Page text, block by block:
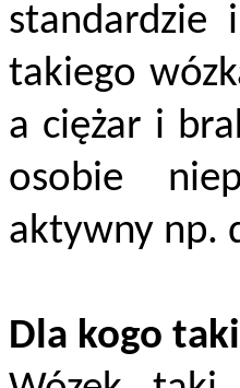
standardzie
takiego
a ciężar i
osobie
aktywny np.
Dla kogo